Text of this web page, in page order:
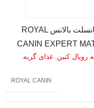
غذای درمانی گربه رویال کنین میجور کانسلت بالانس ROYAL
CANIN EXPERT
رویال کنین, غذای گربه
ROYAL CANIN